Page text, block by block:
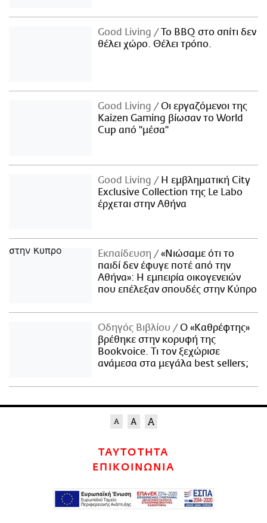
Good Living
Το BBQ στο σπίτι δεν
θέλει χώρο. Θέλει τρόπο.
Good Living
Οι εργαζόμενοι της
Kaizen Gaming βίωσαν το World
Cup από "μέσα"
Good Living
Η εμβληματική City
Exclusive Collection της Le Labo
έρχεται στην Αθήνα
Εκπαίδευση
«Νιώσαμε ότι το
παιδί δεν έφυγε ποτέ από την
Αθήνα»: Η εμπειρία οικογενειών
που επέλεξαν σπουδές στην Κύπρο
Οδηγός Βιβλίου
Ο «Καθρέφτης»
βρέθηκε στην κορυφή της
Bookvoice. Τι τον ξεχώρισε
ανάμεσα στα μεγάλα best sellers;
ΤΑΥΤΟΤΗΤΑ
ΕΠΙΚΟΙΝΩΝΙΑ